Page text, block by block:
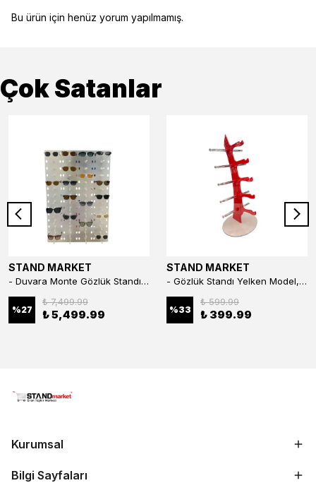
Bu ürün için henüz yorum yapılmamış.
Çok Satanlar
STAND MARKET
- Duvara Monte Gözlük Standı 56'li Pleksi Glass | 99x67 cm Gözlük Teşhir Standı
%27
₺ 7,499.99
₺ 5,499.99
STAND MARKET
- Gözlük Standı Yelken Model, 5 Gözlük Kapasiteli Standı Kırmızı
%33
₺ 599.99
₺ 399.99
Kurumsal
Bilgi Sayfaları